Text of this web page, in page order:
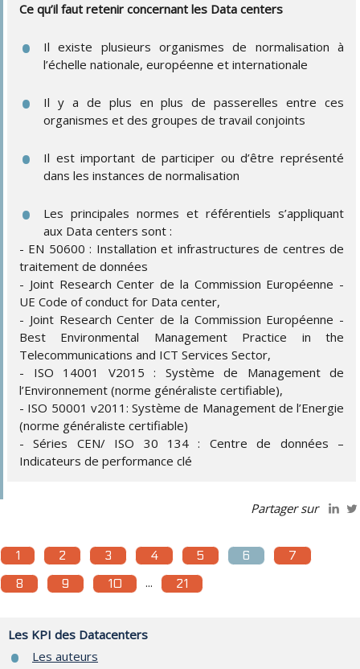
Ce qu’il faut retenir concernant les Data centers
Il existe plusieurs organismes de normalisation à
l’échelle nationale, européenne et internationale
Il y a de plus en plus de passerelles entre ces
organismes et des groupes de travail conjoints
Il est important de participer ou d’être représenté
dans les instances de normalisation
Les principales normes et référentiels s’appliquant
aux Data centers sont :
- EN 50600 : Installation et infrastructures de centres de
traitement de données
- Joint Research Center de la Commission Européenne -
UE Code of conduct for Data center,
- Joint Research Center de la Commission Européenne -
Best Environmental Management Practice in the
Telecommunications and ICT Services Sector,
- ISO 14001 V2015 : Système de Management de
l’Environnement (norme généraliste certifiable),
- ISO 50001 v2011: Système de Management de l’Energie
(norme généraliste certifiable)
- Séries CEN/ ISO 30 134 : Centre de données –
Indicateurs de performance clé
Partager sur
1 2 3 4 5 6
7
8
9 10 ... 21
Les KPI des Datacenters
Les auteurs